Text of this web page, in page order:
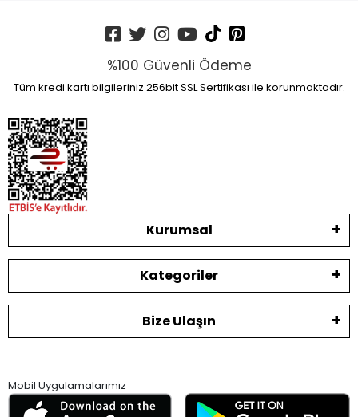
%100 Güvenli Ödeme
Tüm kredi kartı bilgileriniz 256bit SSL Sertifikası ile korunmaktadır.
Kurumsal
Kategoriler
Bize Ulaşın
Mobil Uygulamalarımız